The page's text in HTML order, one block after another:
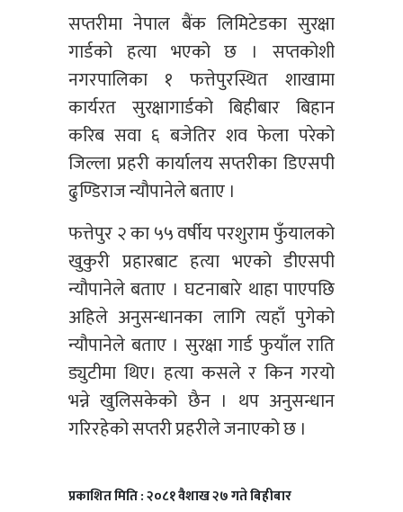
सप्तरीमा नेपाल बैंक लिमिटेडका सुरक्षा
गार्डको हत्या भएको छ । सप्तकोशी
नगरपालिका १ फत्तेपुरस्थित शाखामा
कार्यरत सुरक्षागार्डको बिहीबार बिहान
करिब सवा ६ बजेतिर शव फेला परेको
जिल्ला प्रहरी कार्यालय सप्तरीका डिएसपी
ढुण्डिराज न्यौपानेले बताए ।
फत्तेपुर २ का ५५ वर्षीय परशुराम फुँयालको
खुकुरी प्रहारबाट हत्या भएको डीएसपी
न्यौपानेले बताए । घटनाबारे थाहा पाएपछि
अहिले अनुसन्धानका लागि त्यहाँ पुगेको
न्यौपानेले बताए । सुरक्षा गार्ड फुयाँल राति
ड्युटीमा थिए। हत्या कसले र किन गरयो
भन्ने खुलिसकेको छैन । थप अनुसन्धान
गरिरहेको सप्तरी प्रहरीले जनाएको छ ।
प्रकाशित मिति : २०८१ वैशाख २७ गते बिहीबार